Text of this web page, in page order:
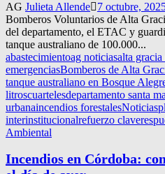
AG Julieta Allende 7 octubre,
Bomberos Voluntarios de Alta
del departamento, el ETAC y
tanque australiano de 100.000...
abastecimientoag noticiasalta
emergenciasBomberos de Alta
tanque australiano en Bosque
litroscuartelesdepartamento santa
urbanaincendios forestalesNoticias
interinstitucionalrefuerzo clave
Ambiental
Incendios en Córdoba: